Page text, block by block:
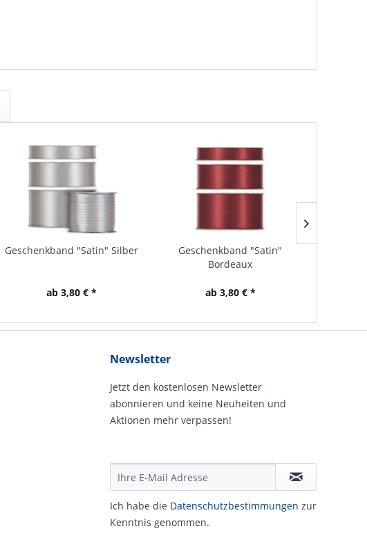
Geschenkband "Satin" Silber
ab 3,80 € *
Geschenkband "Satin"
Bordeaux
ab 3,80 € *
Newsletter
Jetzt den kostenlosen Newsletter
abonnieren und keine Neuheiten und
Aktionen mehr verpassen!
Ich habe die Daten­schutz­be­stim­mungen zur
Kennt­nis genommen.